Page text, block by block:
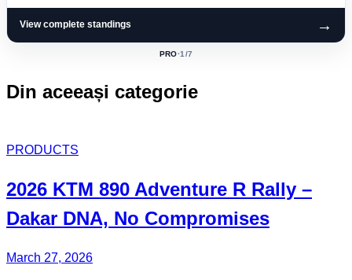
View complete standings →
ACTIVE
PRO·1 /7
Din aceeași categorie
PRODUCTS
2026 KTM 890 Adventure R Rally –
Dakar DNA, No Compromises
March 27, 2026